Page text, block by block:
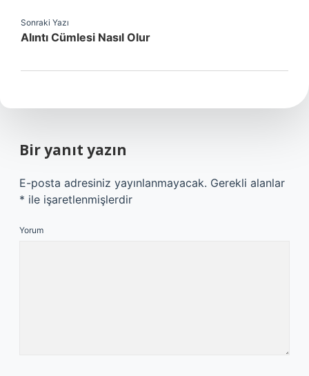
Sonraki Yazı
Alıntı Cümlesi Nasıl Olur
Bir yanıt yazın
E-posta adresiniz yayınlanmayacak. Gerekli alanlar
* ile işaretlenmişlerdir
Yorum